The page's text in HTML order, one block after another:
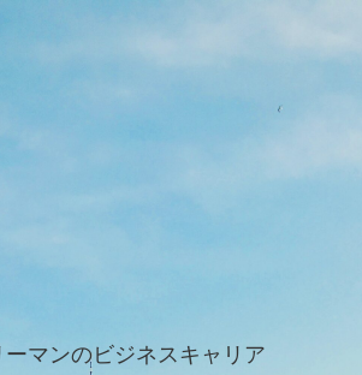
ーマンのビジネスキャリア